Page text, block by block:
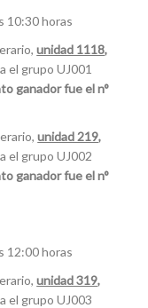
10:30 horas
unidad 1118,
el grupo UJ001
ganador fue el n°
unidad 219,
el grupo UJ002
ganador fue el n°
12:00 horas
unidad 319,
el grupo UJ003